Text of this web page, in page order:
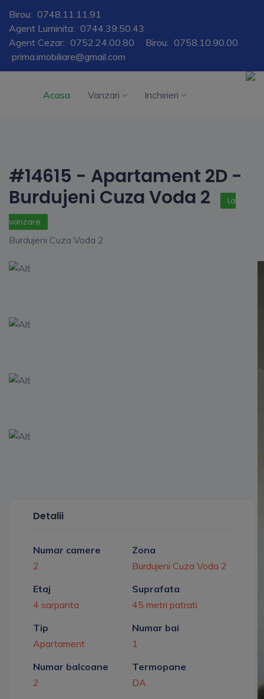
Birou: 0748.11.11.91
Agent Luminita: 0744.39.50.43
Agent Cezar: 0752.24.00.80 Birou: 0758.10.90.00
prima.imobiliare@gmail.com
Acasa Vanzari Inchirieri
#14615 - Apartament 2D -
Burdujeni Cuza Voda 2
La
vanzare
Burdujeni Cuza Voda 2
Detalii
Numar camere
2
Zona
Burdujeni Cuza Voda 2
Etaj
4 sarpanta
Suprafata
45 metri patrati
Tip
Apartament
Numar bai
1
Numar balcoane
2
Termopane
DA